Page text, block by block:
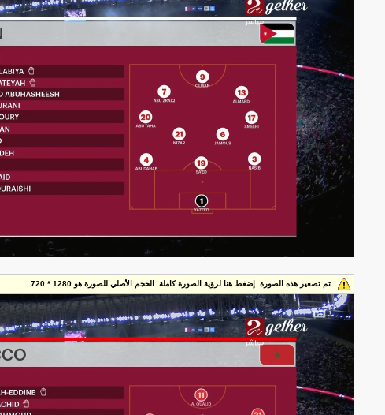
تم تصغير هذه الصورة. إضغط هنا لرؤية الصورة كاملة. الحجم الأصلي للصورة هو 1280 * 720.